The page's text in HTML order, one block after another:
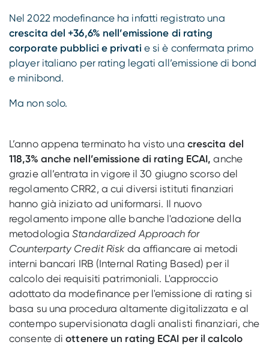
Nel 2022 modefinance ha infatti registrato una
crescita del +36,6% nell’emissione di rating
corporate pubblici e privati e si è confermata primo
player italiano per rating legati all’emissione di bond
e minibond.
Ma non solo.
L’anno appena terminato ha visto una crescita del
118,3% anche nell’emissione di rating ECAI,anche
grazie all’entrata in vigore il 30 giugno scorso del
regolamento CRR2, a cui diversi istituti finanziari
hanno già iniziato ad uniformarsi. Il nuovo
regolamento impone alle banche l'adozione della
metodologiaStandardized Approach for
Counterparty Credit Riskda affiancare ai metodi
interni bancari IRB (Internal Rating Based) per il
calcolo dei requisiti patrimoniali. L'approccio
adottato da modefinance per l'emissione di rating si
basa su una procedura altamente digitalizzata e al
contempo supervisionata dagli analisti finanziari, che
consente diottenere un rating ECAI per il calcolo